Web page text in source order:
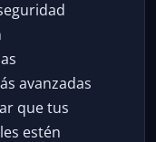
avanzadas
que tus
estén